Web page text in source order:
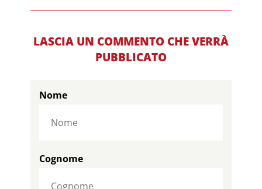
LASCIA UN COMMENTO CHE VERRÀ
PUBBLICATO
Nome
Cognome